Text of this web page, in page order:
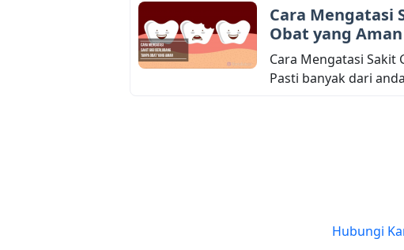
Cara Mengatasi
Obat yang Aman
Cara Mengatasi Sakit
Pasti banyak dari
Hubungi